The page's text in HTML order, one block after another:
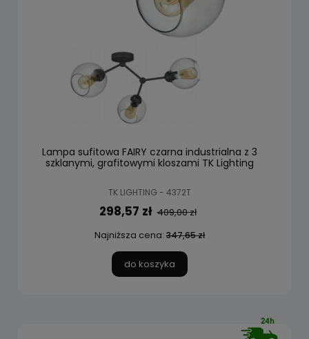
Lampa sufitowa FAIRY czarna industrialna z 3
szklanymi, grafitowymi kloszami TK Lighting
TK LIGHTING - 4372T
298,57 zł 409,00 zł
Najniższa cena:347,65 zł
do koszyka